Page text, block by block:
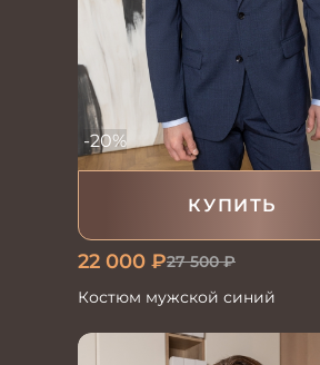
КУПИТЬ
-20%
22 000 ₽27 500₽
Костюм мужской синий